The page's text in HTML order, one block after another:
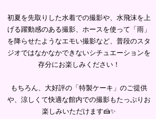
初夏を先取りした水着での撮影や、水飛沫を上
げる躍動感のある撮影、ホースを使って「雨」
を降らせたようなエモい撮影など、普段のスタ
ジオではなかなかできないシチュエーションを
存分にお楽しみください！
もちろん、大好評の「特製ケーキ」のご提供
や、涼しくて快適な館内での撮影もたっぷりお
楽しみいただけます🍰✨